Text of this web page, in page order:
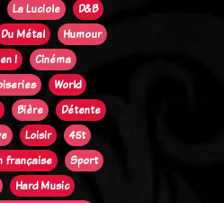
La Luciole
D&B
Du Métal
Humour
!
Cinéma
World
Bière
Détente
Loisir
45t
française
Sport
Hard Music